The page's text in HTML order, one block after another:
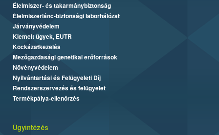
Élelmiszer- és takarmánybiztonság
Élelmiszerlánc-biztonsági laborhálózat
Járványvédelem
Kiemelt ügyek, EUTR
Kockázatkezelés
Mezőgazdasági genetikai erőforrások
Növényvédelem
Nyilvántartási és Felügyeleti Díj
Rendszerszervezés és felügyelet
Termékpálya-ellenőrzés
Ügyintézés